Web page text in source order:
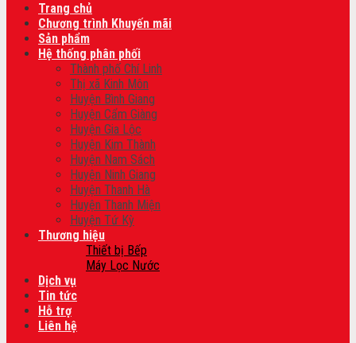
Trang chủ
Chương trình Khuyến mãi
Sản phẩm
Hệ thống phân phối
Thành phố Chí Linh
Thị xã Kinh Môn
Huyện Bình Giang
Huyện Cẩm Giàng
Huyện Gia Lộc
Huyện Kim Thành
Huyện Nam Sách
Huyện Ninh Giang
Huyện Thanh Hà
Huyện Thanh Miện
Huyện Tứ Kỳ
Thương hiệu
Thiết bị Bếp
Máy Lọc Nước
Dịch vụ
Tin tức
Hỗ trợ
Liên hệ